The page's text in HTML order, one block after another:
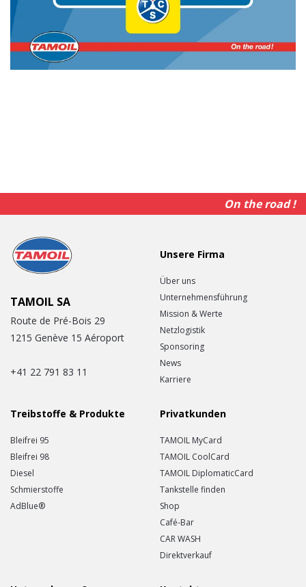
On the road !
TAMOIL SA
Route de Pré-Bois 29
1215 Genève 15 Aéroport
+41 22 791 83 11
Unsere Firma
Über uns
Unternehmensführung
Mission & Werte
Netzlogistik
Sponsoring
News
Karriere
Treibstoffe & Produkte
Bleifrei 95
Bleifrei 98
Diesel
Schmierstoffe
AdBlue®
Privatkunden
TAMOIL MyCard
TAMOIL CoolCard
TAMOIL DiplomaticCard
Tankstelle finden
Shop
Café-Bar
CAR WASH
Direktverkauf